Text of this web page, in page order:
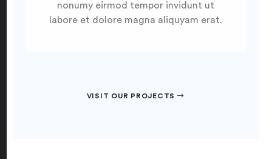
nonumy eirmod tempor invidunt ut
labore et dolore magna aliquyam erat.
VISIT OUR PROJECTS